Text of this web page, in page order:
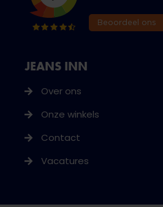
JEANS INN
Over ons
Onze winkels
Contact
Vacatures